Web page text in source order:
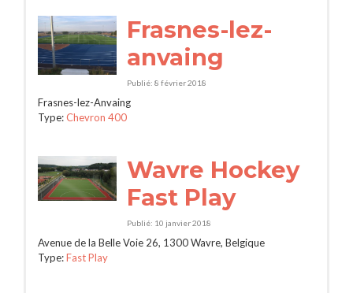
Frasnes-lez-
anvaing
Publié: 8 février 2018
Frasnes-lez-Anvaing
Type:Chevron 400
Wavre Hockey
Fast Play
Publié: 10 janvier 2018
Avenue de la Belle Voie 26, 1300 Wavre, Belgique
Type:Fast Play